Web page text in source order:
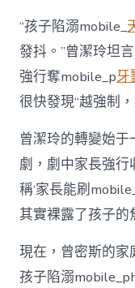
“孩子陷溺mobile_
發抖。”曾潔玲坦
強行奪mobile_p牙
很快發現“越強制
曾潔玲的轉變始于
劇，劇中家長強行
稱‘家長能刷
其實裸露了孩子的
現在，曾密斯的家
孩子陷溺